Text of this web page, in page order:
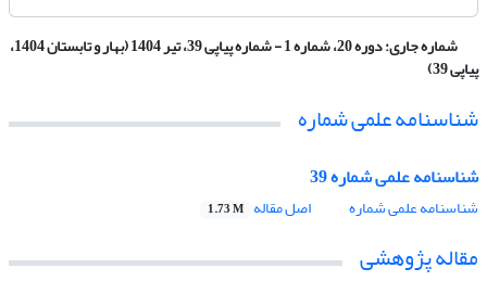
شماره جاری: دوره 20، شماره 1 - شماره پیاپی 39، تیر 1404 (بهار و تابستان 1404،
پیاپی 39)
شناسنامه علمی شماره
شناسنامه علمی شماره 39
شناسنامه علمی شماره اصل مقاله 1.73 M
مقاله پژوهشی